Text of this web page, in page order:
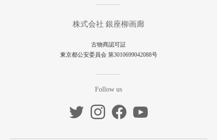
株式会社 銀座柳画廊
古物商認可証
東京都公安委員会 第3010699042088号
Follow us